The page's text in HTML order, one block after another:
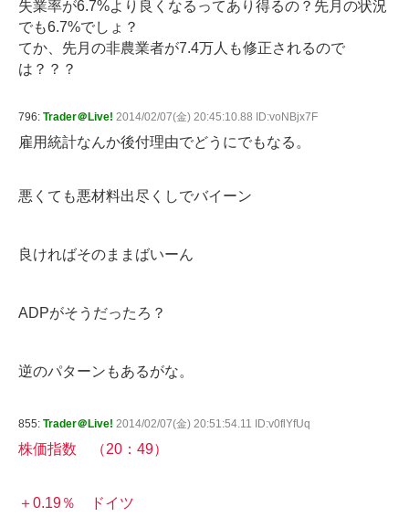
失業率が6.7%より良くなるってあり得るの？先月の状況
でも6.7%でしょ？
てか、先月の非農業者が7.4万人も修正されるので
は？？？
796: Trader＠Live! 2014/02/07(金) 20:45:10.88 ID:voNBjx7F
雇用統計なんか後付理由でどうにでもなる。
悪くても悪材料出尽くしでバイーン
良ければそのままばいーん
ADPがそうだったろ？
逆のパターンもあるがな。
855: Trader＠Live! 2014/02/07(金) 20:51:54.11 ID:v0flYfUq
株価指数 （20：49）
＋0.19％ ドイツ